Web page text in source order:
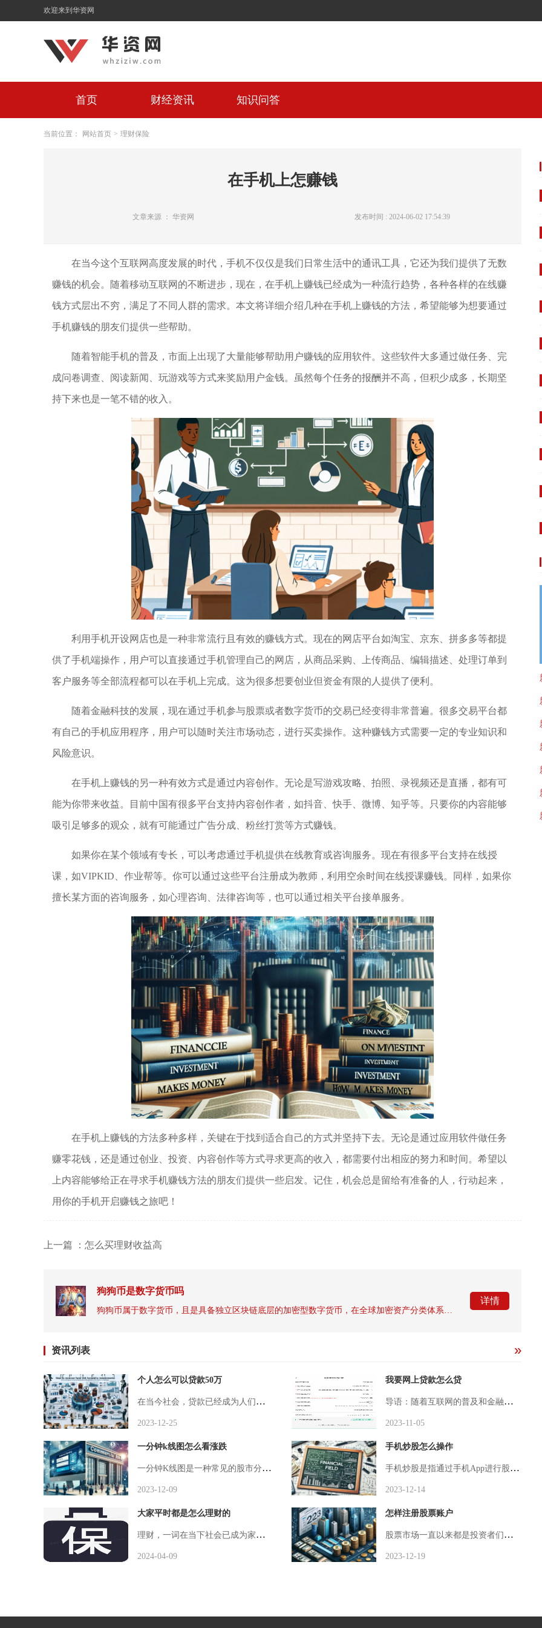
欢迎来到华资网
首页 财经资讯 知识问答
当前位置： 网站首页 > 理财保险
在手机上怎赚钱
文章来源 ： 华资网 发布时间 : 2024-06-02 17:54:39
在当今这个互联网高度发展的时代，手机不仅仅是我们日常生活中的通讯工具，它还为我们提供了无数
赚钱的机会。随着移动互联网的不断进步，现在，在手机上赚钱已经成为一种流行趋势，各种各样的在线赚
钱方式层出不穷，满足了不同人群的需求。本文将详细介绍几种在手机上赚钱的方法，希望能够为想要通过
手机赚钱的朋友们提供一些帮助。
随着智能手机的普及，市面上出现了大量能够帮助用户赚钱的应用软件。这些软件大多通过做任务、完
成问卷调查、阅读新闻、玩游戏等方式来奖励用户金钱。虽然每个任务的报酬并不高，但积少成多，长期坚
持下来也是一笔不错的收入。
利用手机开设网店也是一种非常流行且有效的赚钱方式。现在的网店平台如淘宝、京东、拼多多等都提
供了手机端操作，用户可以直接通过手机管理自己的网店，从商品采购、上传商品、编辑描述、处理订单到
客户服务等全部流程都可以在手机上完成。这为很多想要创业但资金有限的人提供了便利。
随着金融科技的发展，现在通过手机参与股票或者数字货币的交易已经变得非常普遍。很多交易平台都
有自己的手机应用程序，用户可以随时关注市场动态，进行买卖操作。这种赚钱方式需要一定的专业知识和
风险意识。
在手机上赚钱的另一种有效方式是通过内容创作。无论是写游戏攻略、拍照、录视频还是直播，都有可
能为你带来收益。目前中国有很多平台支持内容创作者，如抖音、快手、微博、知乎等。只要你的内容能够
吸引足够多的观众，就有可能通过广告分成、粉丝打赏等方式赚钱。
如果你在某个领域有专长，可以考虑通过手机提供在线教育或咨询服务。现在有很多平台支持在线授
课，如VIPKID、作业帮等。你可以通过这些平台注册成为教师，利用空余时间在线授课赚钱。同样，如果你
擅长某方面的咨询服务，如心理咨询、法律咨询等，也可以通过相关平台接单服务。
在手机上赚钱的方法多种多样，关键在于找到适合自己的方式并坚持下去。无论是通过应用软件做任务
赚零花钱，还是通过创业、投资、内容创作等方式寻求更高的收入，都需要付出相应的努力和时间。希望以
上内容能够给正在寻求手机赚钱方法的朋友们提供一些启发。记住，机会总是留给有准备的人，行动起来，
用你的手机开启赚钱之旅吧！
上一篇 ：怎么买理财收益高
狗狗币是数字货币吗
详情
资讯列表
个人怎么可以贷款50万
在当今社会，贷款已经成为人们解决资金需求的一种常见方式。有时候，个人可能需要贷款来实现自己的梦想，比如创业、购买房产或者其他一些重要的投资项目。如果你需要贷款50万，以下是一些你可以采取的步骤和注意事项。确定你的贷款用途。在申请贷款之前，你
2023-12-25
我要网上贷款怎么贷
导语：随着互联网的普及和金融科技的发展，网上贷款已经成为一种便捷、迅速的借贷方式。本文将介绍如何利用互联网申请贷款，以及一些需要注意的事项，帮助您更好地理解和使用网上贷款服务。申请网上贷款首先需要选择一个信誉良好、安全可靠的网贷平台。可以从
2023-11-05
一分钟k线图怎么看涨跌
一分钟K线图是一种常见的股市分析工具，它通过展示每一分钟的开盘价、最高价、最低价和收盘价，帮助投资者更好地把握股价的涨跌趋势。下面将介绍如何从一分钟K线图中判断股价的涨跌。在观察一分钟K线图时，注意线条的颜色和长度。如果K线图的实体部分是红
2023-12-09
手机炒股怎么操作
手机炒股是指通过手机App进行股票交易的一种方式。随着手机普及率的不断提高，手机炒股已成为不少投资者进行股票交易的主要方式之一。本文将介绍手机炒股的操作步骤和注意事项，帮助读者更好地进行手机炒股。要进行手机炒股，首先需要选择合适的手机炒股A
2023-12-14
大家平时都是怎么理财的
理财，一词在当下社会已成为家喻户晓的词汇，它不仅关乎个人的经济安全，还直接影响到我们实现财务自由的路径与速度。随着金融市场的多元化和信息技术的发展，人们理财的方式也越来越多样化。从传统的存款、买房、投资股票、基金，到现在的P2P、数字货币、海外投资等，理财手段五花八门，各有千秋。大家平时都是怎么理财的呢？储蓄存款是最为传统也是最低风险的理财方式之一。虽然其收益相对较低，但稳定性高，适合风险承受能力较低的群体。人们通常利用活期存款保持资金的流动性，同时利用定期存款获取较为稳定的
2024-04-09
怎样注册股票账户
股票市场一直以来都是投资者们追求财富增长的重要途径之一。要在股票市场中进行交易，首先需要注册一个股票账户。本文将详细介绍如何注册股票账户，让你迅速进入股票市场。在注册股票账户之前，你需要选择一家合适的股票经纪公司。股票经纪公司为投资者提供交
2023-12-19